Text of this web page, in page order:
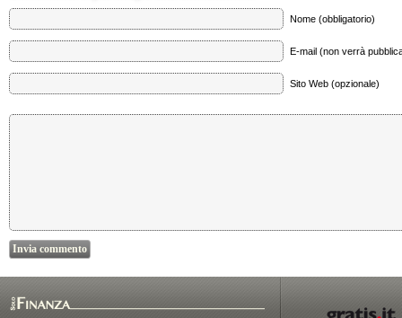
Nome (obbligatorio)
E-mail (non verrà
Sito Web (opzionale)